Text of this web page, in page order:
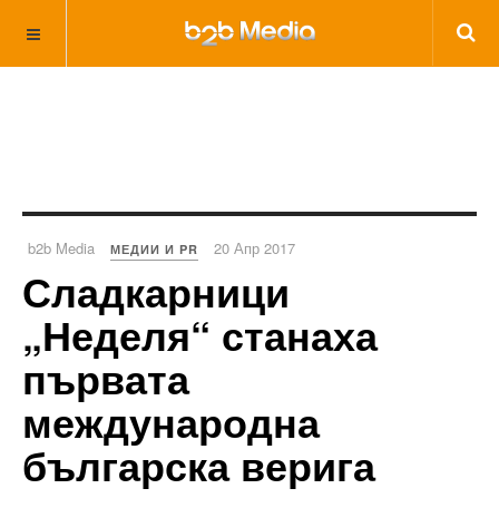
b2b Media МЕДИИ И PR 20 Апр 2017
Сладкарници
„Неделя“ станаха
първата
международна
българска верига